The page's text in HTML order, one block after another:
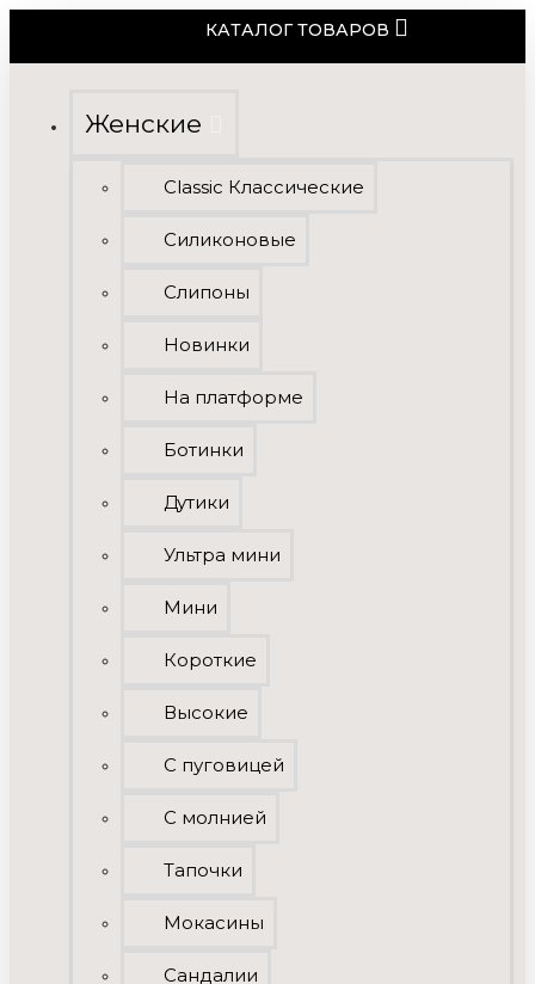
КАТАЛОГ ТОВАРОВ
Женские
Classic Классические
Силиконовые
Слипоны
Новинки
На платформе
Ботинки
Дутики
Ультра мини
Мини
Короткие
Высокие
C пуговицей
С молнией
Тапочки
Мокасины
Сандалии